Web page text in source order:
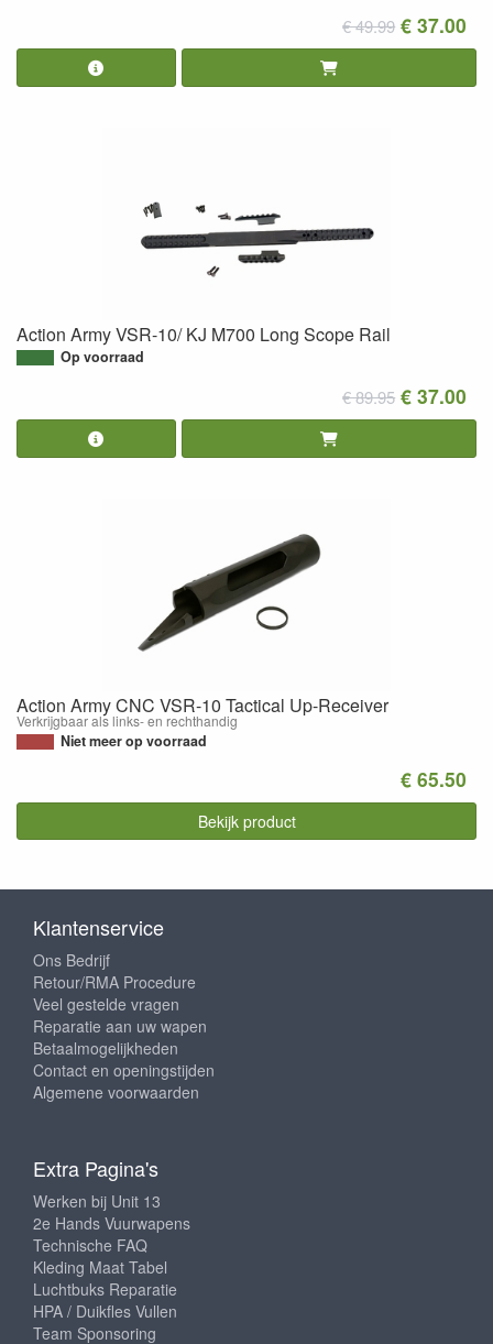
€ 49.99 € 37.00
Action Army VSR-10/ KJ M700 Long Scope Rail
Op voorraad
€ 89.95 € 37.00
Action Army CNC VSR-10 Tactical Up-Receiver
Verkrijgbaar als links- en rechthandig
Niet meer op voorraad
€ 65.50
Bekijk product
Klantenservice
Ons Bedrijf
Retour/RMA Procedure
Veel gestelde vragen
Reparatie aan uw wapen
Betaalmogelijkheden
Contact en openingstijden
Algemene voorwaarden
Extra Pagina's
Werken bij Unit 13
2e Hands Vuurwapens
Technische FAQ
Kleding Maat Tabel
Luchtbuks Reparatie
HPA / Duikfles Vullen
Team Sponsoring